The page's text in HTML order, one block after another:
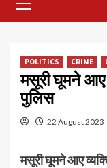
Menu
POLITICS CRIME
मसूरी घूमने आए
पुलिस
22 August 2023
मसूरी घूमने आए